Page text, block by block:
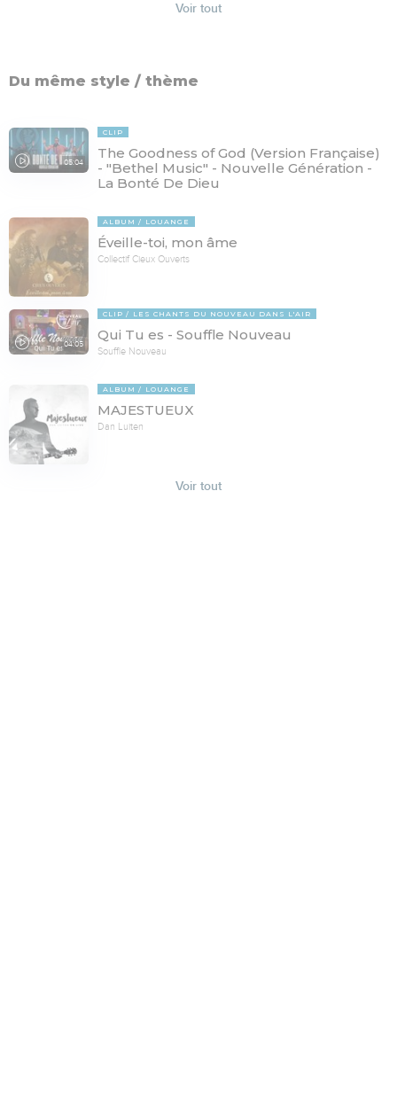
Voir tout
Du même style / thème
05:04
CLIP
The Goodness of God (Version Française)
- "Bethel Music" - Nouvelle Génération -
La Bonté De Dieu
ALBUM LOUANGE
Éveille-toi, mon âme
Collectif Cieux Ouverts
04:05
CLIP LES CHANTS DU NOUVEAU DANS L'AIR
Qui Tu es - Souffle Nouveau
Souffle Nouveau
ALBUM LOUANGE
MAJESTUEUX
Dan Luiten
Voir tout